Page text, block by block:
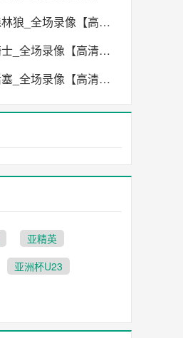
2026年05月16日 马刺VS森林狼_全场录像【高清回放】
2026年05月16日 活塞VS骑士_全场录像【高清回放】
2026年05月14日 骑士VS活塞_全场录像【高清回放】
亚精英
亚洲杯U23